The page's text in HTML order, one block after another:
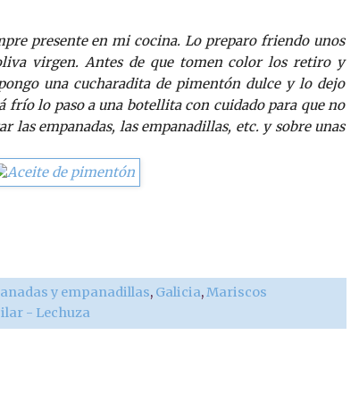
presente en mi cocina. Lo preparo friendo unos
virgen. Antes de que tomen color los retiro y
una cucharadita de pimentón dulce y lo dejo
frío lo paso a una botellita con cuidado para que no
las empanadas, las empanadillas, etc. y sobre unas
y empanadillas, Galicia,Mariscos
- Lechuza